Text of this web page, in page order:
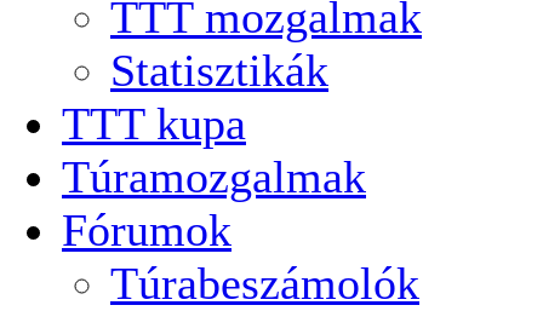
TTT mozgalmak
Statisztikák
TTT kupa
Túramozgalmak
Fórumok
Túrabeszámolók